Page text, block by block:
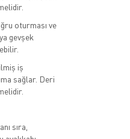
oturması ve
gevşek
iş
sağlar. Deri
sıra,